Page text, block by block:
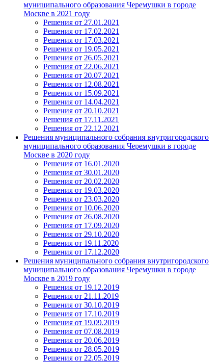
муниципального образования Черемушки в городе
Москве в 2021 году
Решения от 27.01.2021
Решения от 17.02.2021
Решения от 17.03.2021
Решения от 19.05.2021
Решения от 26.05.2021
Решения от 22.06.2021
Решения от 20.07.2021
Решения от 12.08.2021
Решения от 15.09.2021
Решения от 14.04.2021
Решения от 20.10.2021
Решения от 17.11.2021
Решения от 22.12.2021
Решения муниципального собрания внутригородского
муниципального образования Черемушки в городе
Москве в 2020 году
Решения от 16.01.2020
Решения от 30.01.2020
Решения от 20.02.2020
Решения от 19.03.2020
Решения от 23.03.2020
Решения от 10.06.2020
Решения от 26.08.2020
Решения от 17.09.2020
Решения от 29.10.2020
Решения от 19.11.2020
Решения от 17.12.2020
Решения муниципального собрания внутригородского
муниципального образования Черемушки в городе
Москве в 2019 году
Решения от 19.12.2019
Решения от 21.11.2019
Решения от 30.10.2019
Решения от 17.10.2019
Решения от 19.09.2019
Решения от 07.08.2019
Решения от 20.06.2019
Решения от 28.05.2019
Решения от 22.05.2019